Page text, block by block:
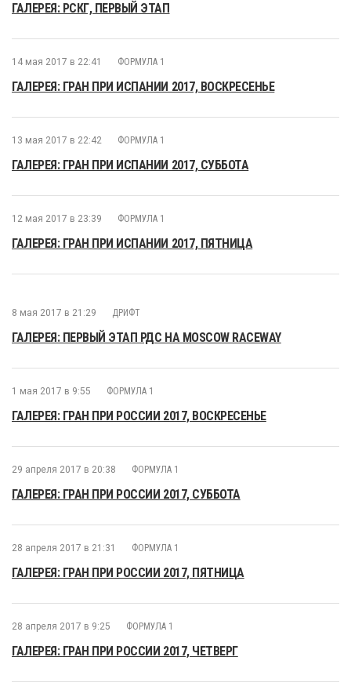
ГАЛЕРЕЯ: РСКГ, ПЕРВЫЙ ЭТАП
14 мая 2017 в 22:41 ФОРМУЛА 1
ГАЛЕРЕЯ: ГРАН ПРИ ИСПАНИИ 2017, ВОСКРЕСЕНЬЕ
13 мая 2017 в 22:42 ФОРМУЛА 1
ГАЛЕРЕЯ: ГРАН ПРИ ИСПАНИИ 2017, СУББОТА
12 мая 2017 в 23:39 ФОРМУЛА 1
ГАЛЕРЕЯ: ГРАН ПРИ ИСПАНИИ 2017, ПЯТНИЦА
8 мая 2017 в 21:29 ДРИФТ
ГАЛЕРЕЯ: ПЕРВЫЙ ЭТАП РДС НА MOSCOW RACEWAY
1 мая 2017 в 9:55 ФОРМУЛА 1
ГАЛЕРЕЯ: ГРАН ПРИ РОССИИ 2017, ВОСКРЕСЕНЬЕ
29 апреля 2017 в 20:38 ФОРМУЛА 1
ГАЛЕРЕЯ: ГРАН ПРИ РОССИИ 2017, СУББОТА
28 апреля 2017 в 21:31 ФОРМУЛА 1
ГАЛЕРЕЯ: ГРАН ПРИ РОССИИ 2017, ПЯТНИЦА
28 апреля 2017 в 9:25 ФОРМУЛА 1
ГАЛЕРЕЯ: ГРАН ПРИ РОССИИ 2017, ЧЕТВЕРГ